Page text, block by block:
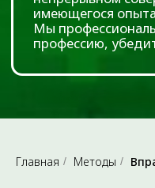
Главная / Методы /